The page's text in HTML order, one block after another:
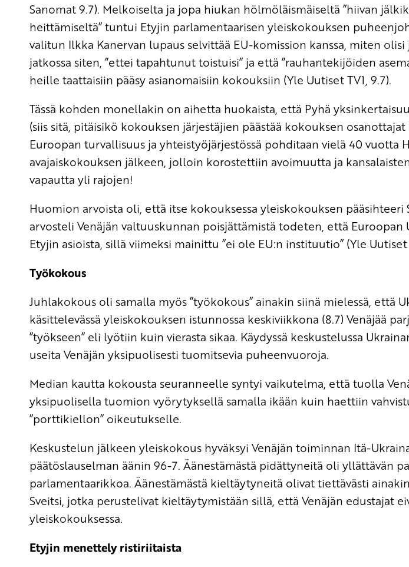
Sanomat 9.7). Melkoiselta ja jopa hiukan hölmöläismäiseltä ”hiivan
heittämiseltä” tuntui Etyjin parlamentaarisen yleiskokouksen
valitun Ilkka Kanervan lupaus selvittää EU-komission kanssa, miten
jatkossa siten, ”ettei tapahtunut toistuisi” ja että ”rauhantekijöiden
heille taattaisiin pääsy asianomaisiin kokouksiin (Yle Uutiset TV1, 9.7).
Tässä kohden monellakin on aihetta huokaista, että Pyhä
(siis sitä, pitäisikö kokouksen järjestäjien päästää kokouksen
Euroopan turvallisuus ja yhteistyöjärjestössä pohditaan vielä 40 vuotta
avajaiskokouksen jälkeen, jolloin korostettiin avoimuutta ja
vapautta yli rajojen!
Huomion arvoista oli, että itse kokouksessa yleiskokouksen pääsihteeri
arvosteli Venäjän valtuuskunnan poisjättämistä todeten, että Euroopan
Etyjin asioista, sillä viimeksi mainittu ”ei ole EU:n instituutio” (Yle Uutiset
Työkokous
Juhlakokous oli samalla myös ”työkokous” ainakin siinä mielessä, että
käsittelevässä yleiskokouksen istunnossa keskiviikkona (8.7) Venäjää
”työkseen” eli lyötiin kuin vierasta sikaa. Käydyssä keskustelussa
useita Venäjän yksipuolisesti tuomitsevia puheenvuoroja.
Median kautta kokousta seuranneelle syntyi vaikutelma, että tuolla
yksipuolisella tuomion vyörytyksellä samalla ikään kuin haettiin
”porttikiellon” oikeutukselle.
Keskustelun jälkeen yleiskokous hyväksyi Venäjän toiminnan Itä-
päätöslauselman äänin 96-7. Äänestämästä pidättyneitä oli yllättävän
parlamentaarikkoa. Äänestämästä kieltäytyneitä olivat tiettävästi
Sveitsi, jotka perustelivat kieltäytymistään sillä, että Venäjän edustajat
yleiskokouksessa.
Etyjin menettely ristiriitaista